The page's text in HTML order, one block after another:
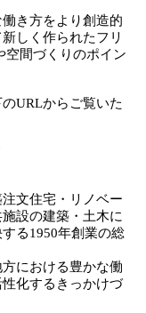
き方をより創造的
しく作られたフリ
空間づくりのポイン
URLからご覧いた
文住宅・リノベー
設の建築・土木に
る1950年創業の総
における豊かな働
化するきっかけづ